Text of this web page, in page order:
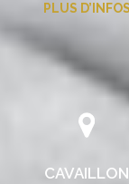
PLUS D’INFOS
CAVAILLON